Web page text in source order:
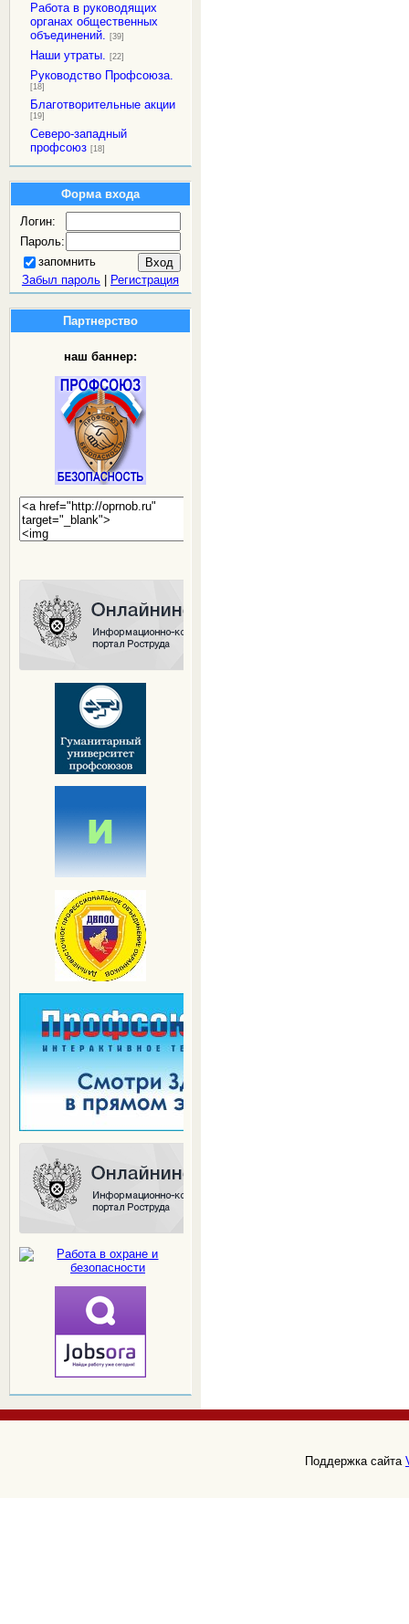
Работа в руководящих
органах общественных
объединений. [39]
Наши утраты. [22]
Руководство Профсоюза.
[18]
Благотворительные акции
[19]
Северо-западный
профсоюз [18]
Форма входа
Логин:
Пароль:
запомнить
Забыл пароль| Регистрация
Партнерство
наш баннер:
Поддержка сайта